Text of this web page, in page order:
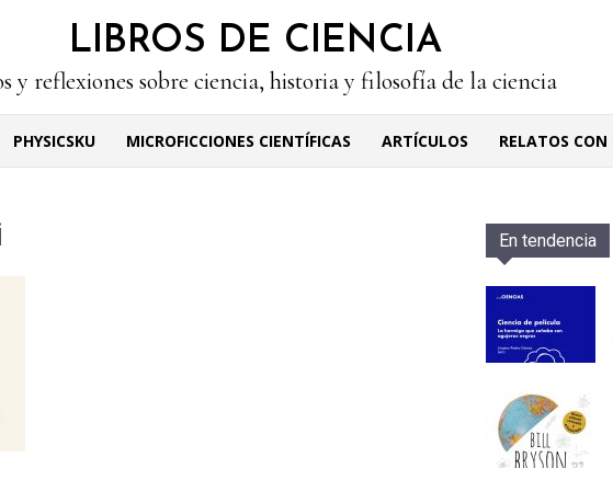
LIBROS DE CIENCIA
y reflexiones sobre ciencia, historia y filosofía de la ciencia
PHYSICSKU MICROFICCIONES CIENTÍFICAS ARTÍCULOS RELATOS CON
En tendencia